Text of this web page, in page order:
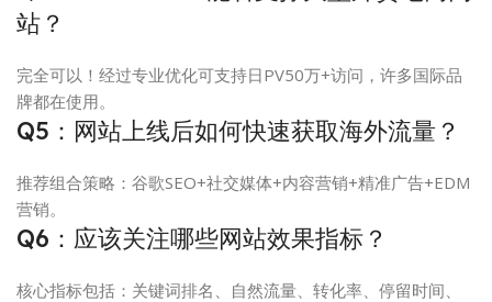
站？
完全可以！经过专业优化可支持日PV50万+访问，许多国际品
牌都在使用。
Q5：网站上线后如何快速获取海外流量？
推荐组合策略：谷歌SEO+社交媒体+内容营销+精准广告+EDM
营销。
Q6：应该关注哪些网站效果指标？
核心指标包括：关键词排名、自然流量、转化率、停留时间、